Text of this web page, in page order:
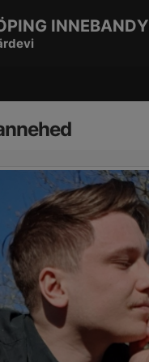
INNEBANDY